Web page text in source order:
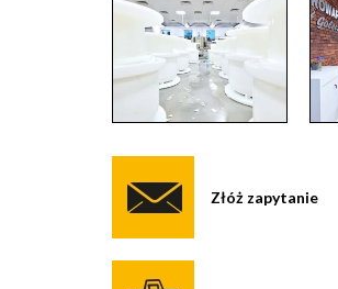
Złóż zapytanie